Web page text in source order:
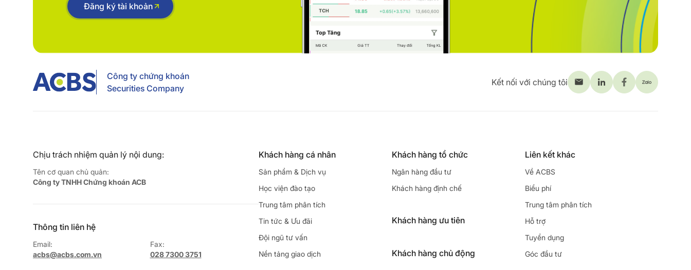
Đăng ký tài khoản
Công ty chứng khoán
Securities Company
Kết nối với chúng tôi
Chịu trách nhiệm quản lý nội dung:
Tên cơ quan chủ quản:
Công ty TNHH Chứng khoán ACB
Thông tin liên hệ
Email:
acbs@acbs.com.vn
Fax:
028 7300 3751
Khách hàng cá nhân
Sản phẩm & Dịch vụ
Học viện đào tạo
Trung tâm phân tích
Tin tức & Ưu đãi
Đội ngũ tư vấn
Nền tảng giao dịch
Khách hàng tổ chức
Ngân hàng đầu tư
Khách hàng định chế
Khách hàng ưu tiên
Khách hàng chủ động
Liên kết khác
Về ACBS
Biểu phí
Trung tâm phân tích
Hỗ trợ
Tuyển dụng
Góc đầu tư